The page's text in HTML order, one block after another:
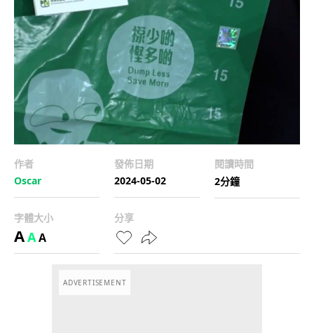
作者
Oscar
發佈日期
2024-05-02
閱讀時間
2分鐘
字體大小
AAA
分享
ADVERTISEMENT